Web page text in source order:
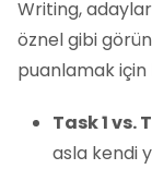
Writing,
öznel gibi
puanlamak için
Task 1 vs.
asla kendi